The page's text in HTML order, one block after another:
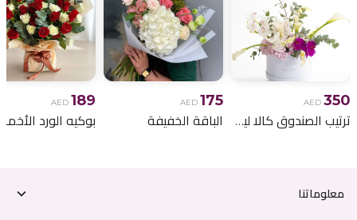
AED 350
ترتيب الصندوق كالا ليلي
AED 175
الباقة الخفيفة
AED 189
معلوماتنا